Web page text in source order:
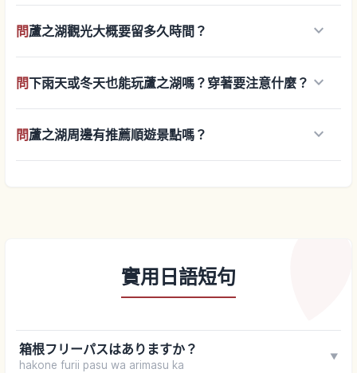
問蘆之湖觀光大概要留多久時間？ keyboard_arrow_down
問下雨天或冬天也能玩蘆之湖嗎？穿著要注意什麼？ keyboard_arrow_down
問蘆之湖周邊有推薦順遊景點嗎？ keyboard_arrow_down
實用日語短句
箱根フリーパスはありますか？
hakone furii pasu wa arimasu ka
▼